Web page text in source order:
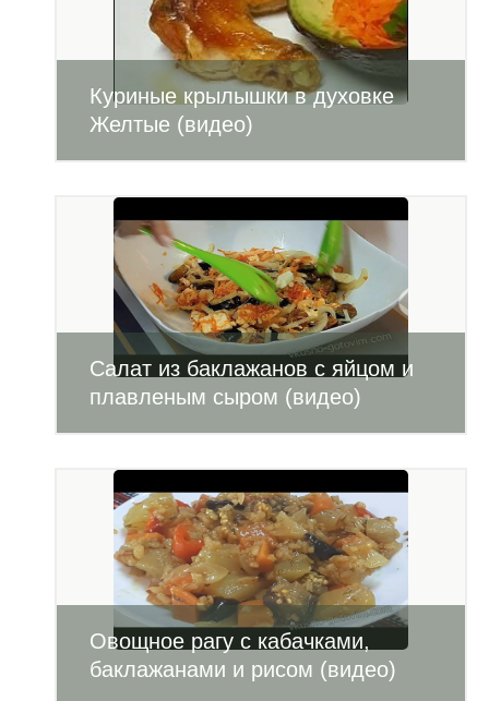
Куриные крылышки в духовке
Желтые (видео)
Салат из баклажанов с яйцом и
плавленым сыром (видео)
Овощное рагу с кабачками,
баклажанами и рисом (видео)